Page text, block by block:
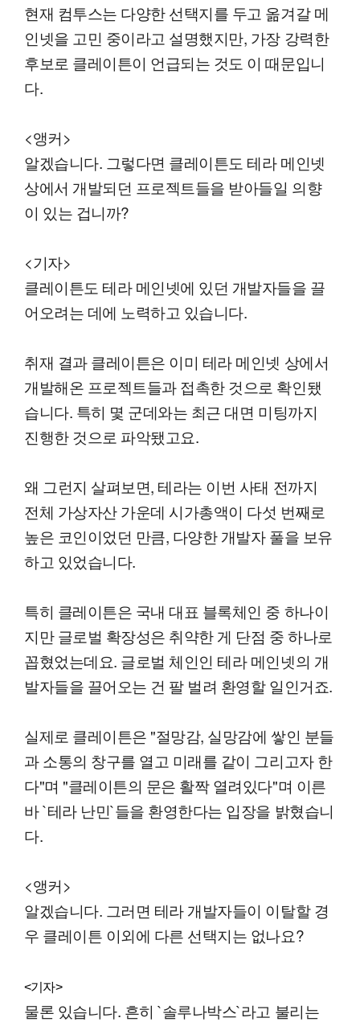
현재 컴투스는 다양한 선택지를 두고 옮겨갈 메
인넷을 고민 중이라고 설명했지만, 가장 강력한
후보로 클레이튼이 언급되는 것도 이 때문입니
다.
<앵커>
알겠습니다. 그렇다면 클레이튼도 테라 메인넷
상에서 개발되던 프로젝트들을 받아들일 의향
이 있는 겁니까?
<기자>
클레이튼도 테라 메인넷에 있던 개발자들을 끌
어오려는 데에 노력하고 있습니다.
취재 결과 클레이튼은 이미 테라 메인넷 상에서
개발해온 프로젝트들과 접촉한 것으로 확인됐
습니다. 특히 몇 군데와는 최근 대면 미팅까지
진행한 것으로 파악됐고요.
왜 그런지 살펴보면, 테라는 이번 사태 전까지
전체 가상자산 가운데 시가총액이 다섯 번째로
높은 코인이었던 만큼, 다양한 개발자 풀을 보유
하고 있었습니다.
특히 클레이튼은 국내 대표 블록체인 중 하나이
지만 글로벌 확장성은 취약한 게 단점 중 하나로
꼽혔었는데요. 글로벌 체인인 테라 메인넷의 개
발자들을 끌어오는 건 팔 벌려 환영할 일인거죠.
실제로 클레이튼은 "절망감, 실망감에 쌓인 분들
과 소통의 창구를 열고 미래를 같이 그리고자 한
다"며 "클레이튼의 문은 활짝 열려있다"며 이른
바 `테라 난민`들을 환영한다는 입장을 밝혔습니
다.
<앵커>
알겠습니다. 그러면 테라 개발자들이 이탈할 경
우 클레이튼 이외에 다른 선택지는 없나요?
<기자>
물론 있습니다. 흔히 `솔루나박스`라고 불리는